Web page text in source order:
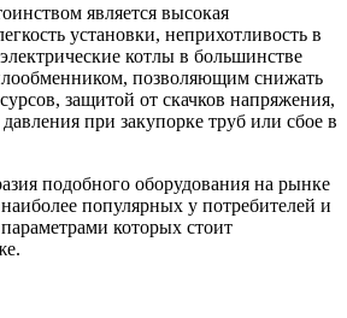
является высокая
установки, неприхотливость в
котлы в большинстве
позволяющим снижать
защитой от скачков напряжения,
при закупорке труб или сбое в
подобного оборудования на рынке
популярных у потребителей и
которых стоит